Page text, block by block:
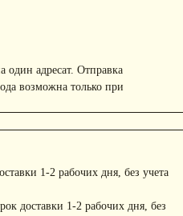
один адресат. Отправка
возможна только при
1-2 рабочих дня, без учета
доставки 1-2 рабочих дня, без